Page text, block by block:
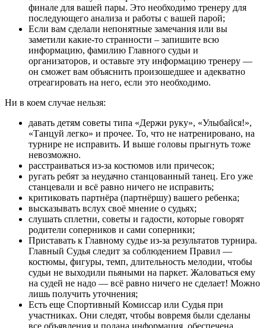
финале для вашей пары. Это необходимо тренеру для
последующего анализа и работы с вашей парой;
Если вам сделали непонятные замечания или вы
заметили какие-то странности – запишите всю
информацию, фамилию Главного судьи и
организаторов, и оставьте эту информацию тренеру —
он сможет вам объяснить произошедшее и адекватно
отреагировать на него, если это необходимо.
Ни в коем случае нельзя:
давать детям советы типа «Держи руку», «Улыбайся!»,
«Танцуй легко» и прочее. То, что не натренировано, на
турнире не исправить. И выше головы прыгнуть тоже
невозможно.
расстраиваться из-за костюмов или причесок;
ругать ребят за неудачно станцованный танец. Его уже
станцевали и всё равно ничего не исправить;
критиковать партнёра (партнёршу) вашего ребенка;
высказывать вслух своё мнение о судьях;
слушать сплетни, советы и гадости, которые говорят
родители соперников и сами соперники;
Приставать к Главному судье из-за результатов турнира.
Главный Судья следит за соблюдением Правил —
костюмы, фигуры, темп, длительность мелодии, чтобы
судьи не выходили пьяными на паркет. Жаловаться ему
на судей не надо — всё равно ничего не сделает! Можно
лишь получить уточнения;
Есть еще Спортивный Комиссар или Судья при
участниках. Они следят, чтобы вовремя были сделаны
все объявления и подана информация, обеспечена